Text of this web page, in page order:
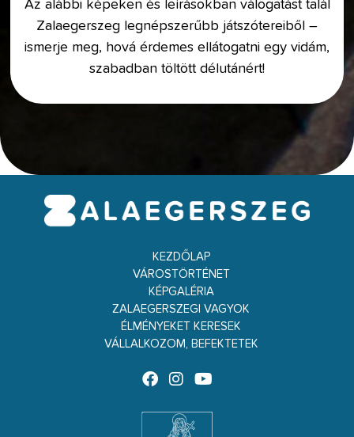
Az alábbi képeken és leírásokban válogatást talál
Zalaegerszeg legnépszerűbb játszótereiből –
ismerje meg, hová érdemes ellátogatni egy vidám,
szabadban töltött délutánért!
KEZDŐLAP
VÁROSTÖRTÉNET
KÉPGALÉRIA
ZALAEGERSZEGI VAGYOK
ÉLMÉNYEKET KERESEK
VÁLLALKOZOM, BEFEKTETEK